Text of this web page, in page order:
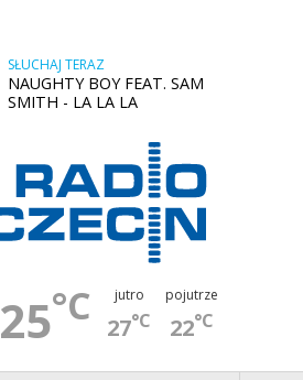
SŁUCHAJ TERAZ
NAUGHTY BOY FEAT. SAM
SMITH - LA LA LA
25°C jutro
27°C
pojutrze
22°C